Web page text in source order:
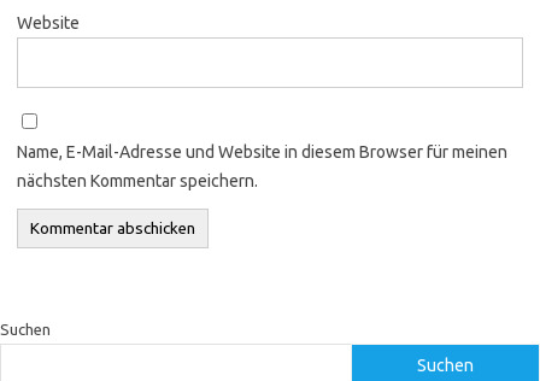
Website
Name, E-Mail-Adresse und Website in diesem Browser für meinen
nächsten Kommentar speichern.
Suchen
Suchen